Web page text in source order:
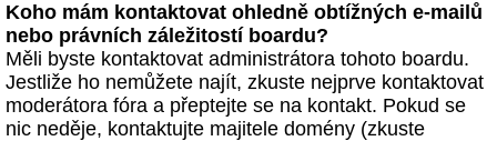
Koho mám kontaktovat ohledně obtížných e-mailů
nebo právních záležitostí boardu?
Měli byste kontaktovat administrátora tohoto boardu.
Jestliže ho nemůžete najít, zkuste nejprve kontaktovat
moderátora fóra a přeptejte se na kontakt. Pokud se
nic neděje, kontaktujte majitele domény (zkuste